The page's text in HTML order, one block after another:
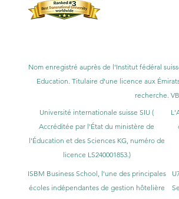
Nom enregistré auprès de l'Institut fédéral
Education. Titulaire d'une licence aux
recherche.
Université internationale suisse SIU (
Accréditée par l'État du ministère de
l'Éducation et des Sciences KG, numéro de
licence LS240001853.)
ISBM Business School, l'une des principales
écoles indépendantes de gestion hôtelière